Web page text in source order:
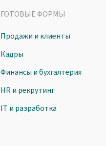
ГОТОВЫЕ ФОРМЫ
Продажи и клиенты
Кадры
Финансы и бухгалтерия
HR и рекрутинг
IT и разработка